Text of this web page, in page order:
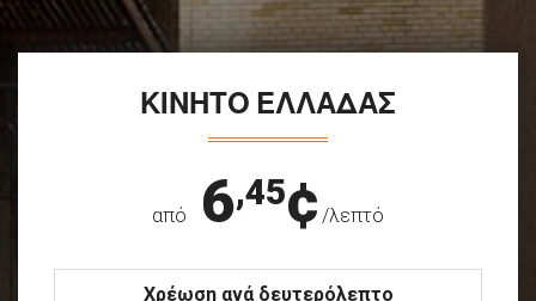
ΚΙΝΗΤΟ ΕΛΛΑΔΑΣ
από 6,45¢ /λεπτό
Χρέωση ανά δευτερόλεπτο